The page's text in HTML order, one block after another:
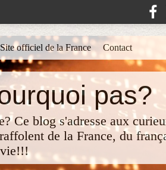
pas?
Ce blog s'adresse aux
de la France, du
vie!!!
Site officiel de la France Contact